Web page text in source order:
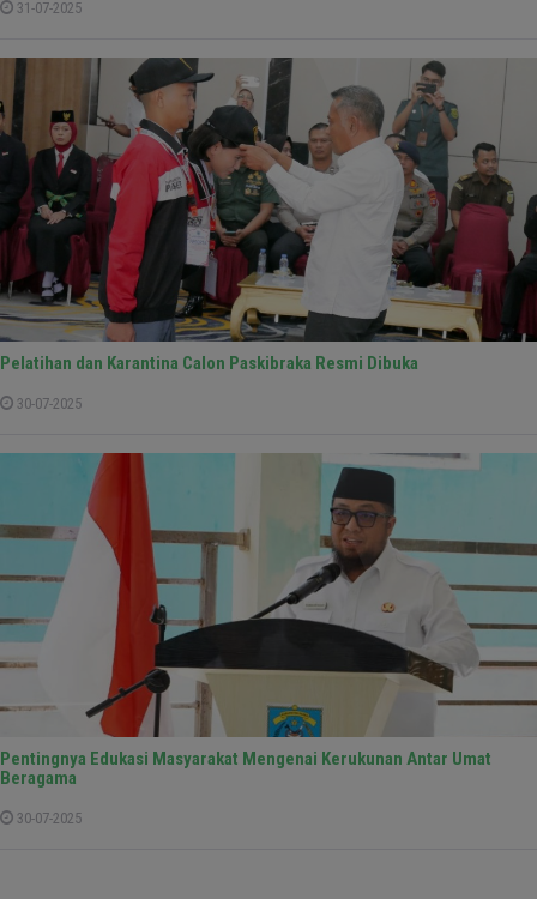
31-07-2025
Pelatihan dan Karantina Calon Paskibraka Resmi Dibuka
30-07-2025
Pentingnya Edukasi Masyarakat Mengenai Kerukunan Antar Umat
Beragama
30-07-2025